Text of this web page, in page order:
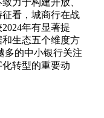
看，城商行在战
年有显著提
生态五个维度方
多的中小银行关注
转型的重要动